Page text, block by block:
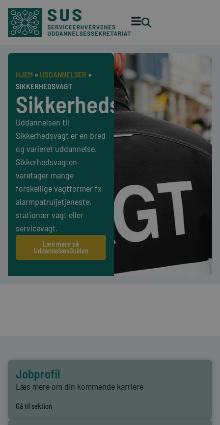
HJEM » UDDANNELSER »
SIKKERHEDSVAGT
Sikkerhedsvagt
Uddannelsen til
Sikkerhedsvagt er en bred
og varieret uddannelse.
Sikkerhedsvagten
varetager mange
forskellige vagtformer fx
alarmpatruljetjeneste,
stationær vagt eller
servicevagt.
Læs mere på
UddannelsesGuiden
Jobprofil
Læs mere om din kommende karriere
Gå til sektion